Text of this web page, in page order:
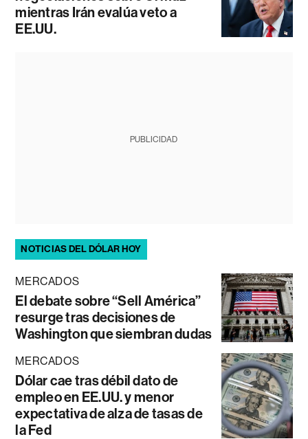
mientras Irán evalúa veto a
EE.UU.
PUBLICIDAD
NOTICIAS DEL DÓLAR HOY
MERCADOS
El debate sobre “Sell América”
resurge tras decisiones de
Washington que siembran dudas
MERCADOS
Dólar cae tras débil dato de
empleo en EE.UU. y menor
expectativa de alza de tasas de
la Fed